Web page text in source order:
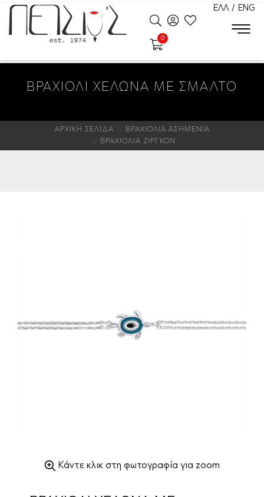
ΕΛΛ / ENG
0
ΒΡΑΧΙΟΛΙ ΧΕΛΩΝΑ ΜΕ ΣΜΑΛΤΟ
ΑΡΧΙΚΗ ΣΕΛΙΔΑ
ΒΡΑΧΙΟΛΙΑ ΑΣΗΜΕΝΙΑ
ΒΡΑΧΙΟΛΙΑ ΖΙΡΓΚΟΝ
Κάντε κλικ στη φωτογραφία για zoom